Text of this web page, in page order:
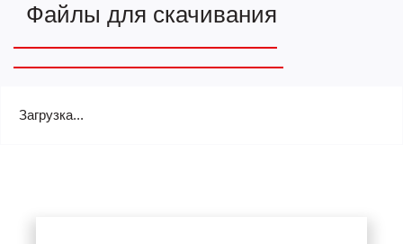
Файлы для скачивания
Загрузка...